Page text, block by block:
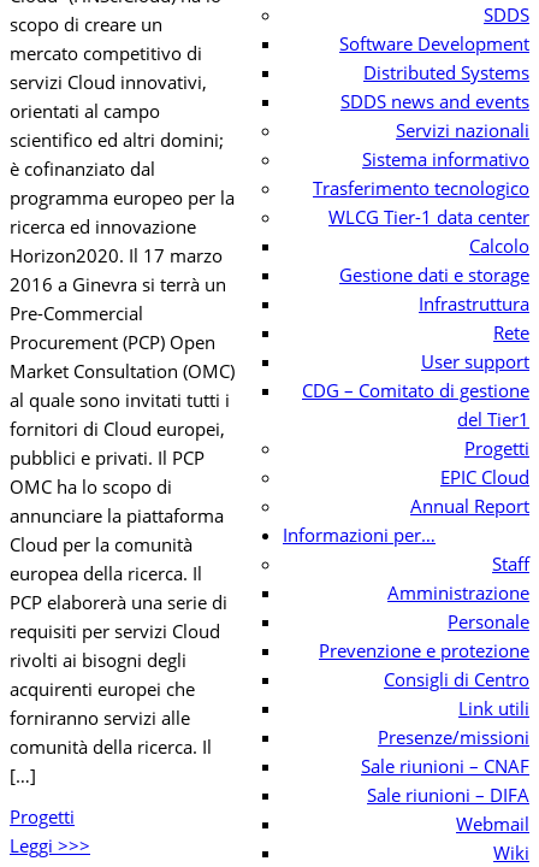
SDDS
Software Development
Distributed Systems
SDDS news and events
Servizi nazionali
Sistema informativo
Trasferimento tecnologico
WLCG Tier-1 data center
Calcolo
Gestione dati e storage
Infrastruttura
Rete
User support
CDG – Comitato di gestione
del Tier1
Progetti
EPIC Cloud
Annual Report
Informazioni per…
Staff
Amministrazione
Personale
Prevenzione e protezione
Consigli di Centro
Link utili
Presenze/missioni
Sale riunioni – CNAF
Sale riunioni – DIFA
Webmail
Wiki
scopo di creare un
mercato competitivo di
servizi Cloud innovativi,
orientati al campo
scientifico ed altri domini;
è cofinanziato dal
programma europeo per la
ricerca ed innovazione
Horizon2020. Il 17 marzo
2016 a Ginevra si terrà un
Pre-Commercial
Procurement (PCP) Open
Market Consultation (OMC)
al quale sono invitati tutti i
fornitori di Cloud europei,
pubblici e privati. Il PCP
OMC ha lo scopo di
annunciare la piattaforma
Cloud per la comunità
europea della ricerca. Il
PCP elaborerà una serie di
requisiti per servizi Cloud
rivolti ai bisogni degli
acquirenti europei che
forniranno servizi alle
comunità della ricerca. Il
[…]
Progetti
Leggi >>>